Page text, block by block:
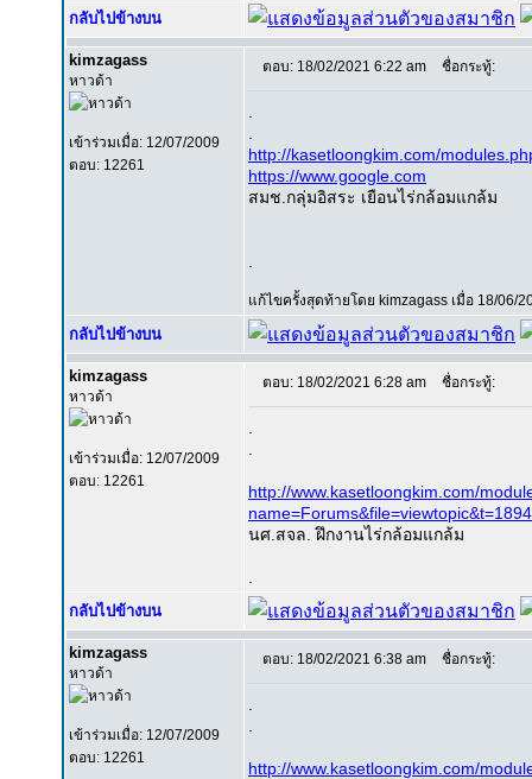
กลับไปข้างบน
kimzagass
หาวด้า
เข้าร่วมเมื่อ: 12/07/2009
ตอบ: 12261
ตอบ: 18/02/2021 6:22 am ชื่อกระทู้:
http://kasetloongkim.com/
https://www.google.com
สมช.กลุ่มอิสระ เยือนไร่กล้อมแกล้ม
แก้ไขครั้งสุดท้ายโดย kimzagass เมื่อ 18/06/
กลับไปข้างบน
kimzagass
หาวด้า
เข้าร่วมเมื่อ: 12/07/2009
ตอบ: 12261
ตอบ: 18/02/2021 6:28 am ชื่อกระทู้:
http://www.kasetloongkim.com/
นศ.สจล. ฝึกงานไร่กล้อมแกล้ม
กลับไปข้างบน
kimzagass
หาวด้า
เข้าร่วมเมื่อ: 12/07/2009
ตอบ: 12261
ตอบ: 18/02/2021 6:38 am ชื่อกระทู้:
http://www.kasetloongkim.com/